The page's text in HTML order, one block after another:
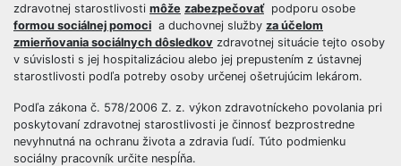
zdravotnej starostlivosti môže zabezpečovaťpodporu osobe
formou sociálnej pomoci a duchovnej služby za účelom
zmierňovania sociálnych dôsledkov zdravotnej situácie tejto osoby
v súvislosti s jej hospitalizáciou alebo jej prepustením z ústavnej
starostlivosti podľa potreby osoby určenej ošetrujúcim lekárom.
Podľa zákona č. 578/2006 Z. z. výkon zdravotníckeho povolania pri
poskytovaní zdravotnej starostlivosti je činnosť bezprostredne
nevyhnutná na ochranu života a zdravia ľudí. Túto podmienku
sociálny pracovník určite nespĺňa.